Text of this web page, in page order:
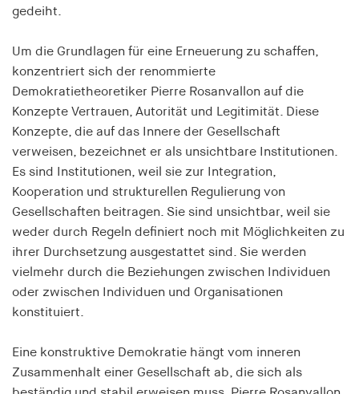
gedeiht.
Um die Grundlagen für eine Erneuerung zu schaffen,
konzentriert sich der renommierte
Demokratietheoretiker Pierre Rosanvallon auf die
Konzepte Vertrauen, Autorität und Legitimität. Diese
Konzepte, die auf das Innere der Gesellschaft
verweisen, bezeichnet er als unsichtbare Institutionen.
Es sind Institutionen, weil sie zur Integration,
Kooperation und strukturellen Regulierung von
Gesellschaften beitragen. Sie sind unsichtbar, weil sie
weder durch Regeln definiert noch mit Möglichkeiten zu
ihrer Durchsetzung ausgestattet sind. Sie werden
vielmehr durch die Beziehungen zwischen Individuen
oder zwischen Individuen und Organisationen
konstituiert.
Eine konstruktive Demokratie hängt vom inneren
Zusammenhalt einer Gesellschaft ab, die sich als
fe_typo_user
Name:
fe_typo_user
Anbieter:
hamburger-edition.de
Sitzung
fonts_loaded
Name:
fonts_loaded
Cookie Laufzeit:
7 Tage